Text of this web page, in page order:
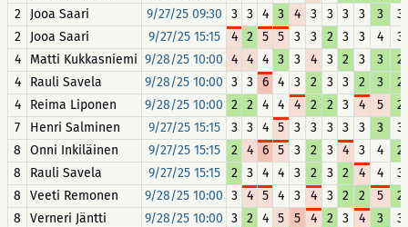
2
Jooa Saari 9/27/25 09:30 3 3 4 3 4 3 3 3 3 3
3
2
Jooa Saari 9/27/25 15:15 4 2 5 5 3 3 2 3 3 4
3
4
Matti Kukkasniemi 9/28/25 10:00 4 4 4 3 3 4 3 2 3 3
2
4
Rauli Savela 9/28/25 10:00 3 3 6 4 3 2 3 3 2 3
2
4
Reima Liponen 9/28/25 10:00 2 2 4 4 4 2 2 3 4 5
2
7
Henri Salminen 9/27/25 15:15 3 3 4 5 3 3 3 3 3 3
3
8
Onni Inkiläinen 9/27/25 15:15 2 4 6 5 3 2 3 4 3 4
2
8
Rauli Savela 9/27/25 15:15 2 3 4 4 3 2 3 2 4 4
3
8
Veeti Remonen 9/28/25 10:00 3 4 5 4 3 4 3 2 2 5
2
8
Verneri Jäntti 9/28/25 10:00 3 2 4 5 5 4 2 3 4 3
3